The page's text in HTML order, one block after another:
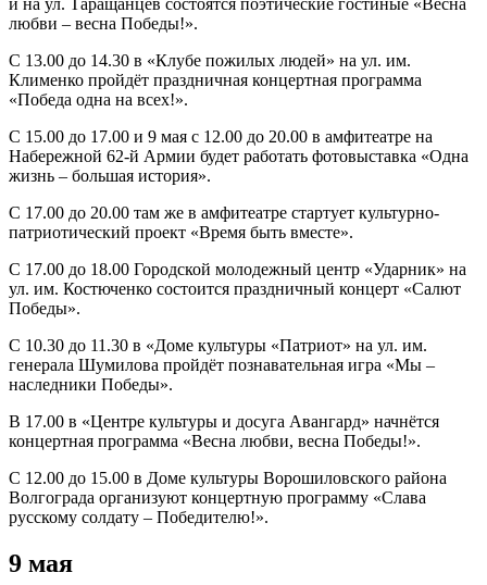
и на ул. Таращанцев состоятся поэтические гостиные «Весна
любви – весна Победы!».
С 13.00 до 14.30 в «Клубе пожилых людей» на ул. им.
Клименко пройдёт праздничная концертная программа
«Победа одна на всех!».
С 15.00 до 17.00 и 9 мая с 12.00 до 20.00 в амфитеатре на
Набережной 62-й Армии будет работать фотовыставка «Одна
жизнь – большая история».
С 17.00 до 20.00 там же в амфитеатре стартует культурно-
патриотический проект «Время быть вместе».
С 17.00 до 18.00 Городской молодежный центр «Ударник» на
ул. им. Костюченко состоится праздничный концерт «Салют
Победы».
С 10.30 до 11.30 в «Доме культуры «Патриот» на ул. им.
генерала Шумилова пройдёт познавательная игра «Мы –
наследники Победы».
В 17.00 в «Центре культуры и досуга Авангард» начнётся
концертная программа «Весна любви, весна Победы!».
С 12.00 до 15.00 в Доме культуры Ворошиловского района
Волгограда организуют концертную программу «Слава
русскому солдату – Победителю!».
9 мая